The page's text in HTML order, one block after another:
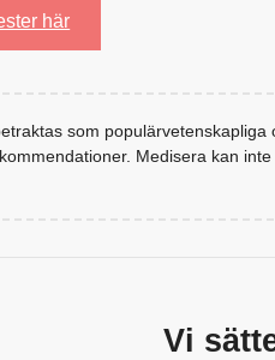
här
som
Medisera kan
Vi